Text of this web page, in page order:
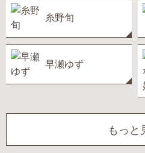
糸野旬
早瀬ゆず
もっと